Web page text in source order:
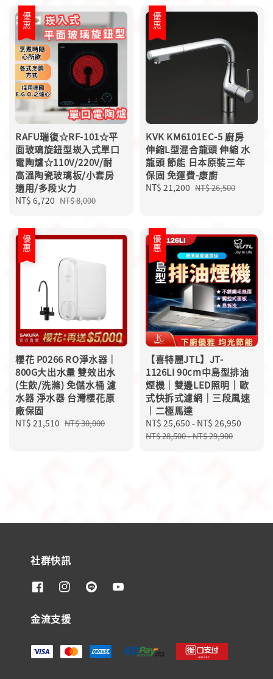
優惠
RAFU瑞復☆RF-101☆平
面玻璃旋鈕型崁入式單口
電陶爐☆110V/220V/耐
高溫陶瓷玻璃板/小套房
適用/多段火力
Sale
NT$ 6,720 Regular
NT$ 8,000
優惠
KVK KM6101EC-5 廚房
伸縮L型混合龍頭 伸縮 水
龍頭 節能 日本原裝三年
保固 免運費-康廚
Sale
NT$ 21,200 Regular
NT$ 26,500
優惠
櫻花 P0266 RO淨水器｜
800G大出水量 雙效出水
(生飲/洗滌) 免儲水桶 濾
水器 淨水器 台灣櫻花原
廠保固
Sale
NT$ 21,510 Regular
NT$ 30,000
優惠
【喜特麗JTL】JT-
1126LI 90cm中島型排油
煙機｜雙邊LED照明｜歐
式快拆式濾網｜三段風速
｜二極馬達
Sale
price
NT$ 25,650 - NT$ 26,950
NT$ 28,500-NT$ 29,900
社群快訊
金流支援